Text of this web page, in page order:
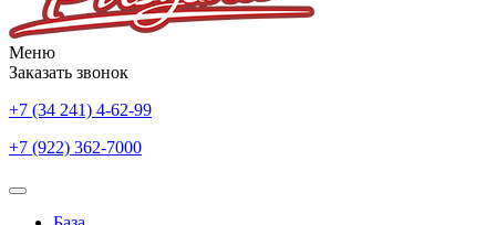
Меню
Заказать звонок
+7 (34 241) 4-62-99
+7 (922) 362-7000